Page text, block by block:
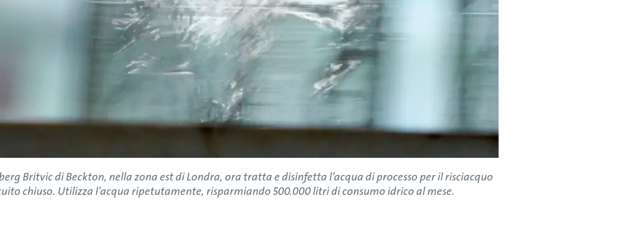
Britvic di Beckton, nella zona est di Londra, ora tratta e disinfetta l’acqua di processo per il risciacquo
chiuso. Utilizza l’acqua ripetutamente, risparmiando 500.000 litri di consumo idrico al mese.